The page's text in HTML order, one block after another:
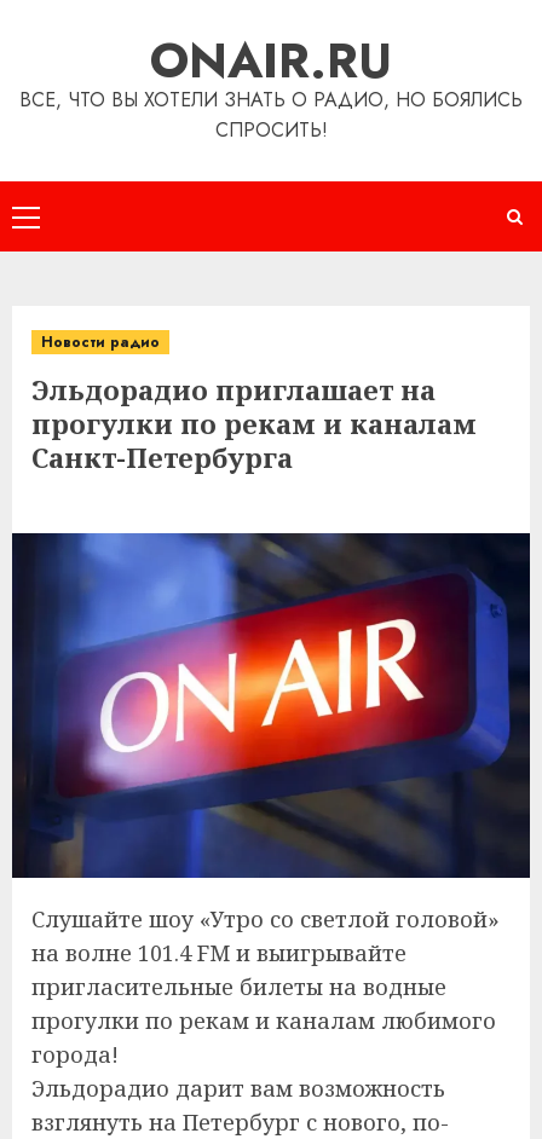
ONAIR.RU
ВСЕ, ЧТО ВЫ ХОТЕЛИ ЗНАТЬ О РАДИО, НО БОЯЛИСЬ
СПРОСИТЬ!
Основное
меню
Новости радио
Эльдорадио приглашает на
прогулки по рекам и каналам
Санкт-Петербурга
Слушайте шоу «Утро со светлой головой»
на волне 101.4 FM и выигрывайте
пригласительные билеты на водные
прогулки по рекам и каналам любимого
города!
Эльдорадио дарит вам возможность
взглянуть на Петербург с нового, по-